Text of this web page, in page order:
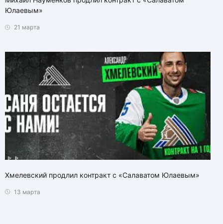
Юлаевым»
21 марта
Хмелевский продлил контракт с «Салаватом Юлаевым»
13 марта